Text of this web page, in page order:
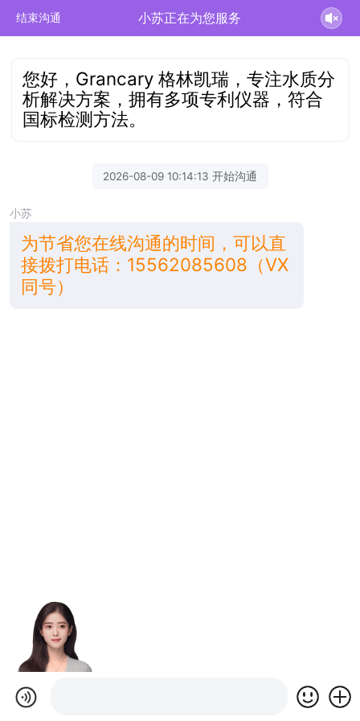
结束沟通 小苏正在为您服务
您好，Grancary 格林凯瑞，专注水质分
析解决方案，拥有多项专利仪器，符合
国标检测方法。
2026-08-09 10:14:13 开始沟通
小苏
为节省您在线沟通的时间，可以直
接拨打电话：15562085608（VX
同号）